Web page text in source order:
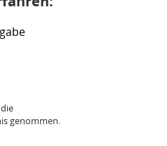
genommen.